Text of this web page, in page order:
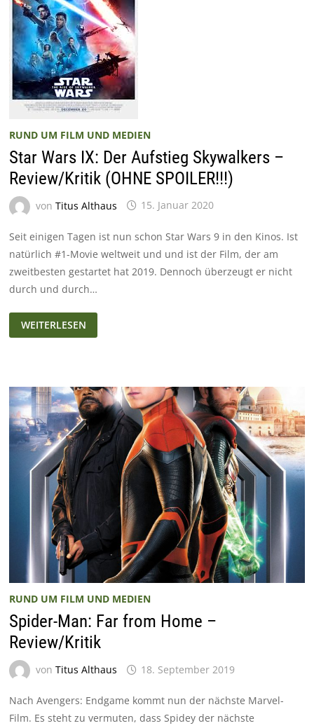
RUND UM FILM UND MEDIEN
Star Wars IX: Der Aufstieg Skywalkers –
Review/Kritik (OHNE SPOILER!!!)
von Titus Althaus 15. Januar 2020
Seit einigen Tagen ist nun schon Star Wars 9 in den Kinos. Ist
natürlich #1-Movie weltweit und und ist der Film, der am
zweitbesten gestartet hat 2019. Dennoch überzeugt er nicht
durch und durch…
STAR
WARS
IX:
REVIEW/KRITIK
(OHNE
SPOILER!!!)
WEITERLESEN
RUND UM FILM UND MEDIEN
Spider-Man: Far from Home –
Review/Kritik
von Titus Althaus 18. September 2019
Nach Avengers: Endgame kommt nun der nächste Marvel-
Film. Es steht zu vermuten, dass Spidey der nächste